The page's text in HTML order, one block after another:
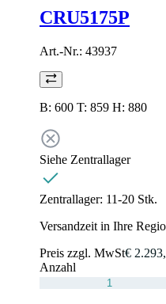
CRU5175P
Art.-Nr.: 43937
B: 600 T: 859 H: 880
Siehe Zentrallager
Zentrallager: 11-20 Stk.
Versandzeit in Ihre
Preis zzgl. MwSt€
Anzahl